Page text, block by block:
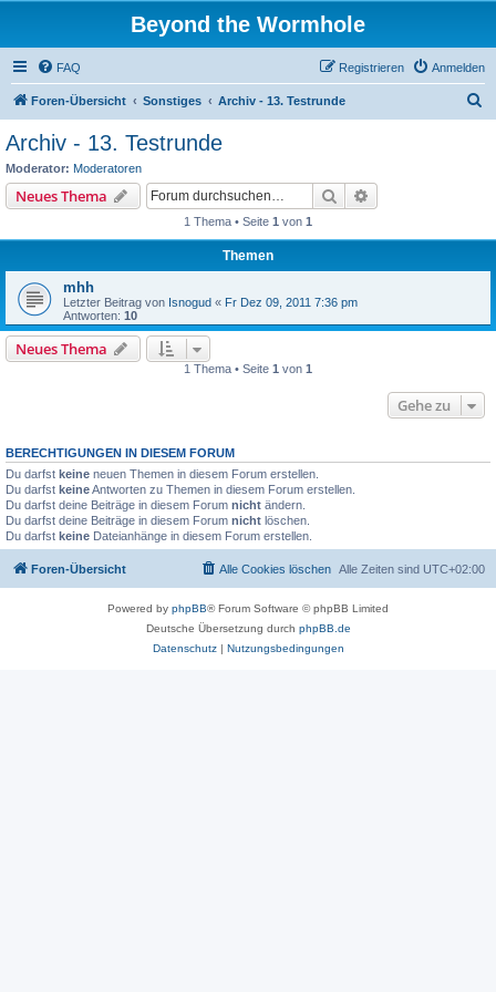
Beyond the Wormhole
FAQ Anmelden
Registrieren
Foren-Übersicht Sonstiges Archiv - 13. Testrunde
Archiv - 13. Testrunde
Moderator: Moderatoren
Neues Thema Suche
1 Thema • Seite 1 von 1
Themen
mhh
Letzter Beitrag von Isnogud « Fr Dez 09, 2011 7:36 pm
Antworten: 10
Neues Thema
1 Thema • Seite 1 von 1
Gehe zu
BERECHTIGUNGEN IN DIESEM FORUM
Du darfst keine neuen Themen in diesem Forum erstellen.
Du darfst keineAntworten zu Themen in diesem Forum erstellen.
Du darfst deine Beiträge in diesem Forum nicht ändern.
Du darfst deine Beiträge in diesem Forum nicht löschen.
Du darfst keine Dateianhänge in diesem Forum erstellen.
Foren-Übersicht Alle Zeiten sind UTC+02:00
Alle Cookies löschen
Powered by phpBB® Forum Software © phpBB Limited
Deutsche Übersetzung durch phpBB.de
Datenschutz| Nutzungsbedingungen